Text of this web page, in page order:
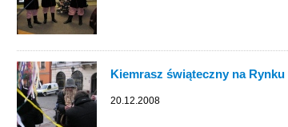
Kiemrasz świąteczny na
20.12.2008